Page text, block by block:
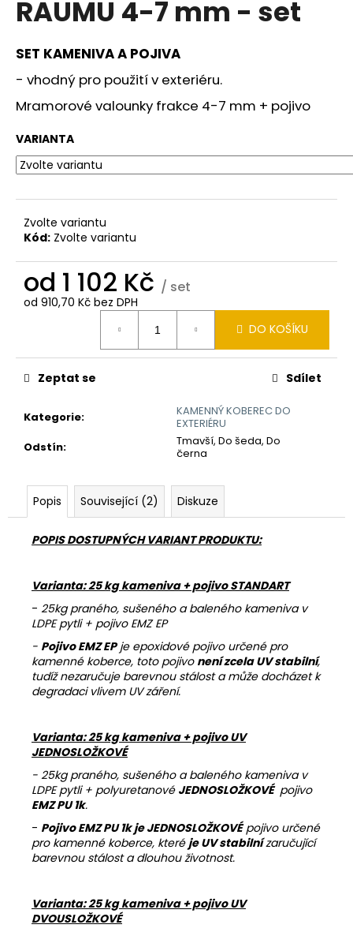
RAUMU 4-7 mm - set
SET KAMENIVA A POJIVA
- vhodný pro použití v exteriéru.
Mramorové valounky frakce 4-7 mm + pojivo
VARIANTA
Zvolte variantu
Kód: Zvolte variantu
od 1 102 Kč / set
od 910,70 Kč bez DPH
DO KOŠÍKU
Kategorie:
KAMENNÝ KOBEREC DO
EXTERIÉRU
Odstín:
Tmavší, Do šeda, Do
černa
Zeptat se Sdílet
Popis Související (2) Diskuze
POPIS DOSTUPNÝCH VARIANT PRODUKTU:
Varianta: 25 kg kameniva + pojivo STANDART
- 25kg praného, sušeného a baleného kameniva v
LDPE pytli + pojivo EMZ EP
- Pojivo EMZ EPje epoxidové pojivo určené pro
kamenné koberce, toto pojivo není zcela UV stabilní,
tudíž nezaručuje barevnou stálost a může docházet k
degradaci vlivem UV záření.
Varianta: 25 kg kameniva + pojivo UV
JEDNOSLOŽKOVÉ
- 25kg praného, sušeného a baleného kameniva v
LDPE pytli + polyuretanové JEDNOSLOŽKOVÉ pojivo
EMZ PU 1k.
- Pojivo EMZ PU 1k je JEDNOSLOŽKOVÉpojivo určené
pro kamenné koberce, které je UV stabilnízaručující
barevnou stálost a dlouhou životnost.
Varianta: 25 kg kameniva + pojivo UV
DVOUSLOŽKOVÉ
a
í
t
?
o
p
o
č
u
e
m
e
KAMENNÝ
KOBEREC
AQUA
SET
686